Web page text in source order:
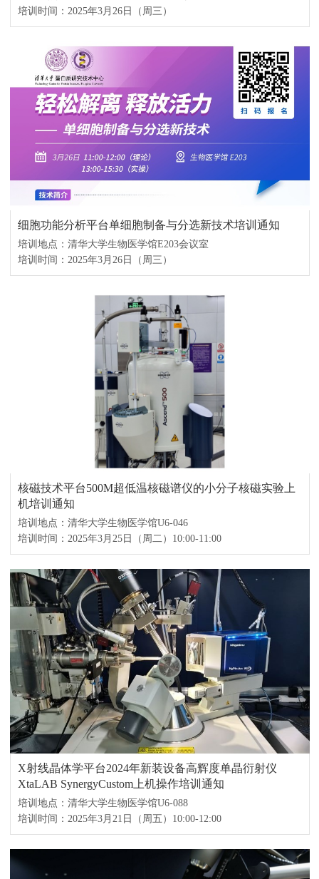
培训时间：2025年3月26日（周三）
细胞功能分析平台单细胞制备与分选新技术培训通知
培训地点：清华大学生物医学馆E203会议室
培训时间：2025年3月26日（周三）
核磁技术平台500M超低温核磁谱仪的小分子核磁实验上
机培训通知
培训地点：清华大学生物医学馆U6-046
培训时间：2025年3月25日（周二）10:00-11:00
X射线晶体学平台2024年新装设备高辉度单晶衍射仪
XtaLAB SynergyCustom上机操作培训通知
培训地点：清华大学生物医学馆U6-088
培训时间：2025年3月21日（周五）10:00-12:00